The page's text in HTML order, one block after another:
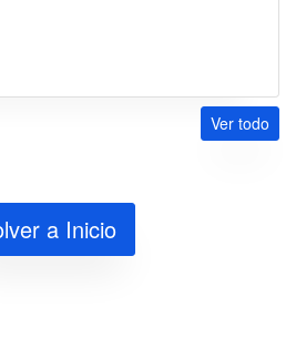
Ver todo
a Inicio